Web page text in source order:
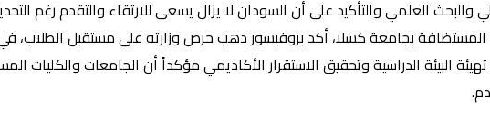
العلمي والتأكيد على أن السودان لا يزال يسعى للارتقاء والتقدم رغم
بجامعة كسلا، أكد بروفيسور دهب حرص وزارته على مستقبل الطلاب، في ظل
البيئة الدراسية وتحقيق الاستقرار الأكاديمي مؤكداً أن الجامعات والكليات